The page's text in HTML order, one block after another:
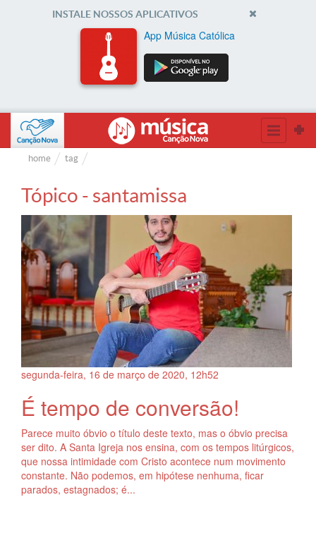
INSTALE NOSSOS APLICATIVOS
App Música Católica
home tag
Tópico - santamissa
segunda-feira, 16 de março de 2020, 12h52
É tempo de conversão!
Parece muito óbvio o título deste texto, mas o óbvio precisa
ser dito. A Santa Igreja nos ensina, com os tempos litúrgicos,
que nossa intimidade com Cristo acontece num movimento
constante. Não podemos, em hipótese nenhuma, ficar
parados, estagnados; é...